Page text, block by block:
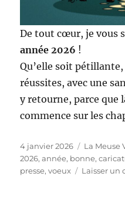
De tout cœur, je vous
année 2026 !
Qu’elle soit
réussites, avec une
y retourne, parce que
commence sur les
Publié
le
4 janvier 2026 Catégories
La Meuse
2026,année, bonne,
presse,voeux Laisser un